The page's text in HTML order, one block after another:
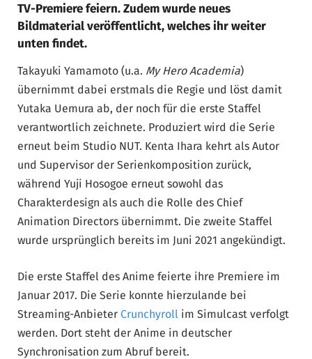
TV-Premiere feiern. Zudem wurde neues
Bildmaterial veröffentlicht, welches ihr weiter
unten findet.
Takayuki Yamamoto (u.a. My Hero Academia)
übernimmt dabei erstmals die Regie und löst damit
Yutaka Uemura ab, der noch für die erste Staffel
verantwortlich zeichnete. Produziert wird die Serie
erneut beim Studio NUT. Kenta Ihara kehrt als Autor
und Supervisor der Serienkomposition zurück,
während Yuji Hosogoe erneut sowohl das
Charakterdesign als auch die Rolle des Chief
Animation Directors übernimmt. Die zweite Staffel
wurde ursprünglich bereits im Juni 2021 angekündigt.
Die erste Staffel des Anime feierte ihre Premiere im
Januar 2017. Die Serie konnte hierzulande bei
Streaming-Anbieter Crunchyroll im Simulcast verfolgt
werden. Dort steht der Anime in deutscher
Synchronisation zum Abruf bereit.